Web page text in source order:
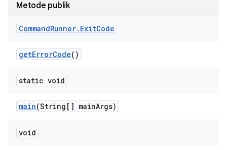
Metode publik
CommandRunner. ExitCode
getErrorCode()
static void
main(String[] mainArgs)
void